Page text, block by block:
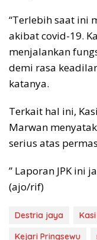
“Terlebih saat ini
akibat covid-19.
menjalankan
demi rasa
katanya.
Terkait hal ini,
Marwan
serius atas
” Laporan JPK ini
(ajo/rif)
Destria jaya
Kejari Pringsewu